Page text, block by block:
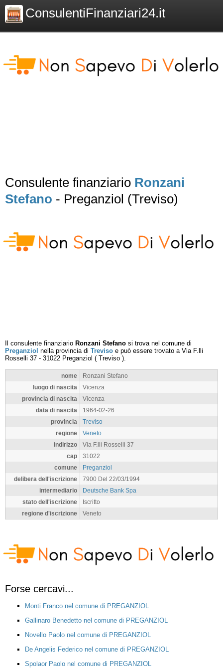
ConsulentiFinanziari24.it
Consulente finanziario Ronzani
Stefano - Preganziol (Treviso)
Il consulente finanziario Ronzani Stefano si trova nel comune di
Preganziol nella provincia di Treviso e può essere trovato a Via F.lli
Rosselli 37 - 31022 Preganziol ( Treviso ).
nome
Ronzani Stefano
luogo di nascita
Vicenza
provincia di nascita
Vicenza
data di nascita
1964-02-26
provincia
Treviso
regione
Veneto
indirizzo
Via F.lli Rosselli 37
cap
31022
comune
Preganziol
delibera dell'iscrizione
7900 Del 22/03/1994
intermediario
Deutsche Bank Spa
stato dell'iscrizione
Iscritto
regione d'iscrizione
Veneto
Forse cercavi...
Monti Franco nel comune di PREGANZIOL
Gallinaro Benedetto nel comune di PREGANZIOL
Novello Paolo nel comune di PREGANZIOL
De Angelis Federico nel comune di PREGANZIOL
Spolaor Paolo nel comune di PREGANZIOL